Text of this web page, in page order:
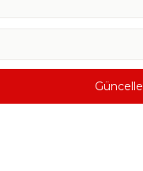
Güncelle